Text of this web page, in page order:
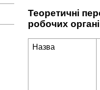
Теоретичні
робочих
Назва